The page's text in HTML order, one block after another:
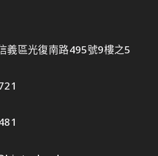
義區光復南路495號9樓之5